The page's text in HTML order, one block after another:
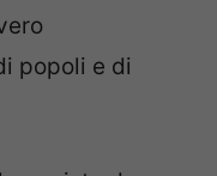
popoli e di